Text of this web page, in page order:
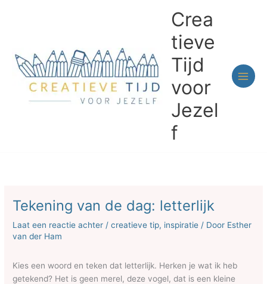
Crea
tieve
Tijd
voor
Jezel
f
Tekening van de dag: letterlijk
Laat een reactie achter /creatieve tip, inspiratie / Door Esther
van der Ham
Kies een woord en teken dat letterlijk. Herken je wat ik heb
getekend? Het is geen merel, deze vogel, dat is een kleine